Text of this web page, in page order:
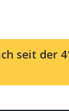
seit der